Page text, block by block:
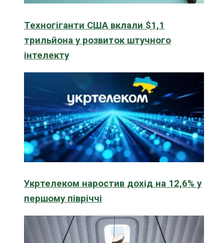
Техногіганти США вклали $1,1
трильйона у розвиток штучного
інтелекту
Укртелеком наростив дохід на 12,6% у
першому півріччі